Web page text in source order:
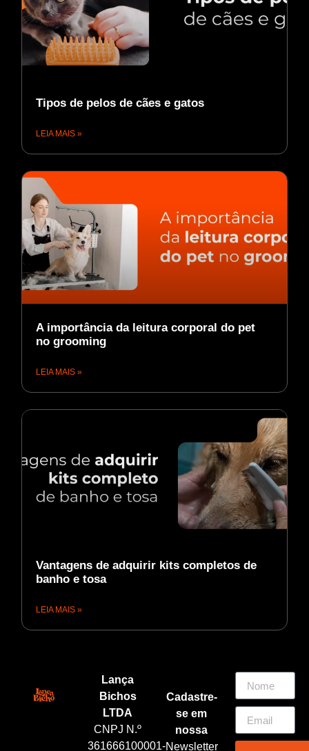
Tipos de pelos de cães e gatos
LEIA MAIS »
A importância da leitura corporal do pet
no grooming
LEIA MAIS »
Vantagens de adquirir kits completos de
banho e tosa
LEIA MAIS »
Lança
Bichos
LTDA
CNPJ N.º
361666100001-
Cadastre-
se em
nossa
Newsletter